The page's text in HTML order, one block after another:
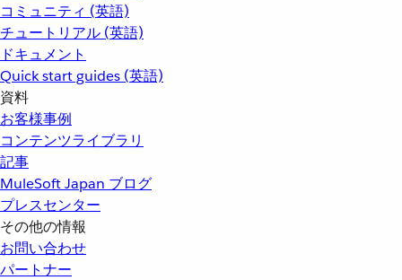
コミュニティ (英語)
チュートリアル (英語)
ドキュメント
Quick start guides (英語)
資料
お客様事例
コンテンツライブラリ
記事
MuleSoft Japan ブログ
プレスセンター
その他の情報
お問い合わせ
パートナー